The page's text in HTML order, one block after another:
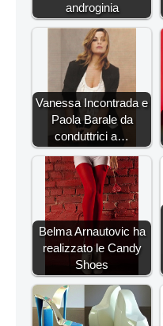
androginia
Vanessa Incontrada e
Paola Barale da
conduttrici a…
Belma Arnautovic ha
realizzato le Candy
Shoes